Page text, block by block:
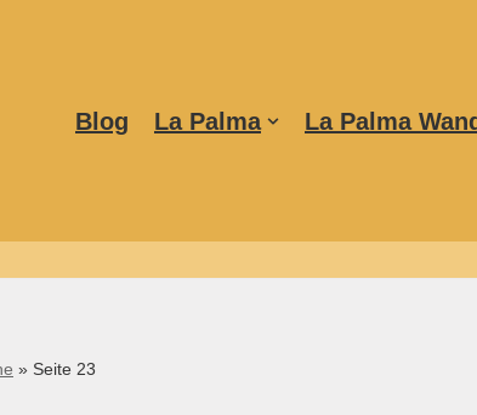
Blog La Palma La Palma
» Seite 23